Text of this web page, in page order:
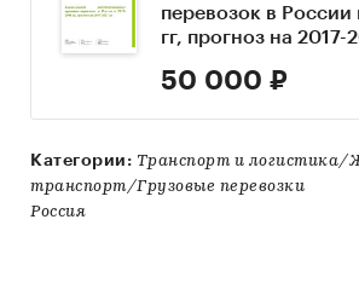
перевозок в России
гг, прогноз на 2017-
50 000 ₽
Категории: Транспорт и
транспорт/Грузовые перевозки
Россия